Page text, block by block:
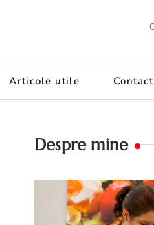
Articole utile Contact
Despre mine